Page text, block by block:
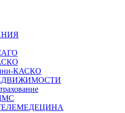
КАСКО
ТЕЛЕМЕДЕЦИНА